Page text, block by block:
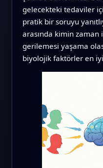
gelecekteki tedaviler
pratik bir soruyu
arasında kimin zaman
gerilemesi yaşama
biyolojik faktörler en